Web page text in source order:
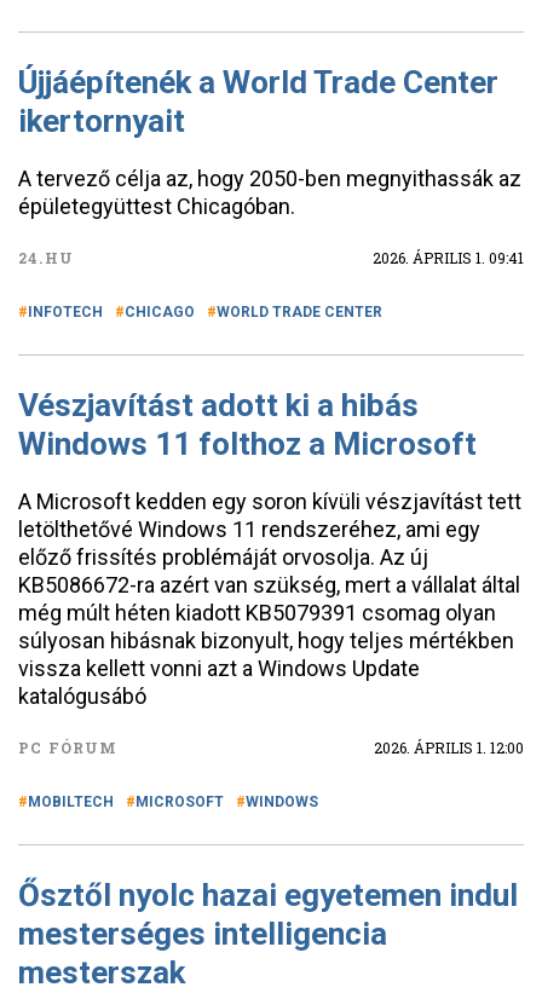
Újjáépítenék a World Trade Center
ikertornyait
A tervező célja az, hogy 2050-ben megnyithassák az
épületegyüttest Chicagóban.
24.HU 2026. ÁPRILIS 1. 09:41
INFOTECH CHICAGO WORLD TRADE CENTER
Vészjavítást adott ki a hibás
Windows 11 folthoz a Microsoft
A Microsoft kedden egy soron kívüli vészjavítást tett
letölthetővé Windows 11 rendszeréhez, ami egy
előző frissítés problémáját orvosolja. Az új
KB5086672-ra azért van szükség, mert a vállalat által
még múlt héten kiadott KB5079391 csomag olyan
súlyosan hibásnak bizonyult, hogy teljes mértékben
vissza kellett vonni azt a Windows Update
katalógusábó
PC FÓRUM 2026. ÁPRILIS 1. 12:00
MOBILTECH MICROSOFT WINDOWS
Ősztől nyolc hazai egyetemen indul
mesterséges intelligencia
mesterszak